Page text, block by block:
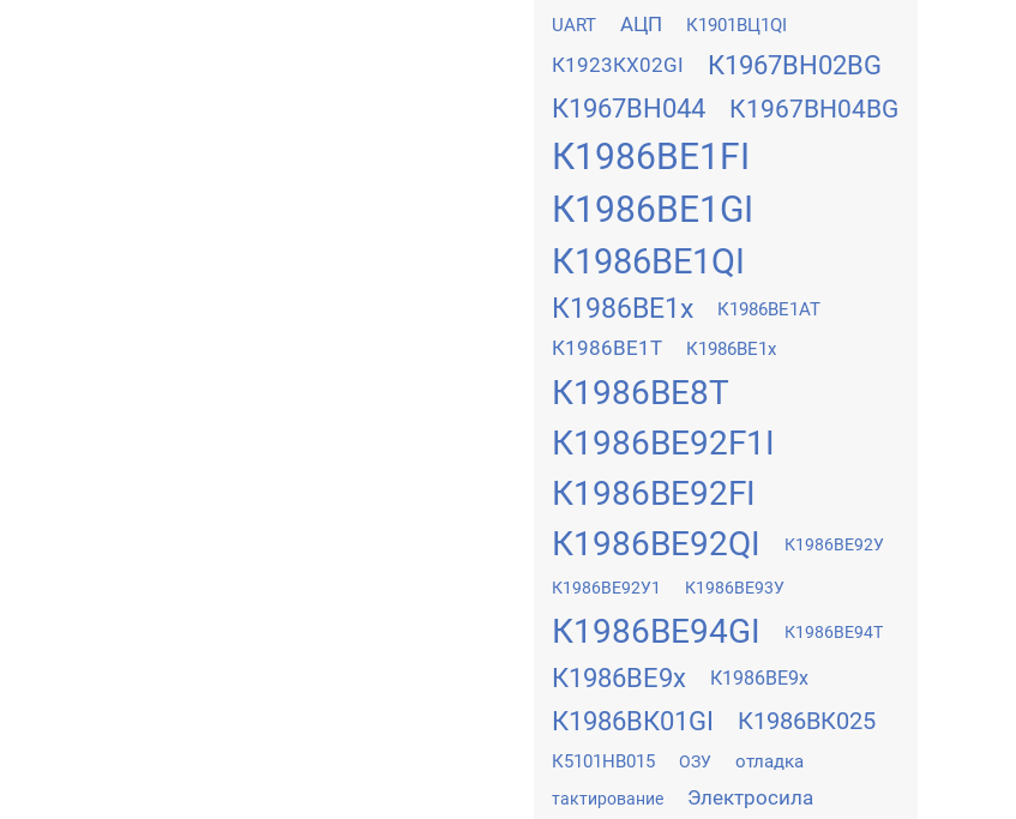
UART АЦП К1901ВЦ1QI
К1923КХ02GI
К1967ВН02BG
К1967ВН044
К1967ВН04BG
К1986ВЕ1FI
К1986ВЕ1GI
К1986ВЕ1QI
К1986ВЕ1x К1986ВЕ1АТ
К1986ВЕ1Т К1986ВЕ1х
К1986ВЕ8Т
К1986ВЕ92F1I
К1986ВЕ92FI
К1986ВЕ92QI
К1986ВЕ92У
К1986ВЕ92У1 К1986ВЕ93У
К1986ВЕ94GI К1986ВЕ94Т
К1986ВЕ9x К1986ВЕ9х
К1986ВК01GI К1986ВК025
К5101НВ015 ОЗУ отладка
тактирование Электросила